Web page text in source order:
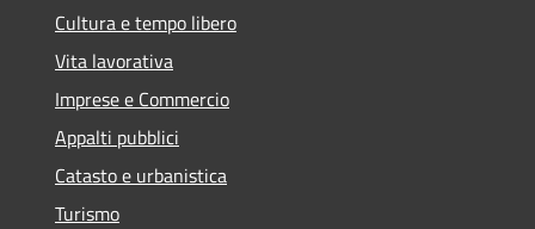
Cultura e tempo libero
Vita lavorativa
Imprese e Commercio
Appalti pubblici
Catasto e urbanistica
Turismo